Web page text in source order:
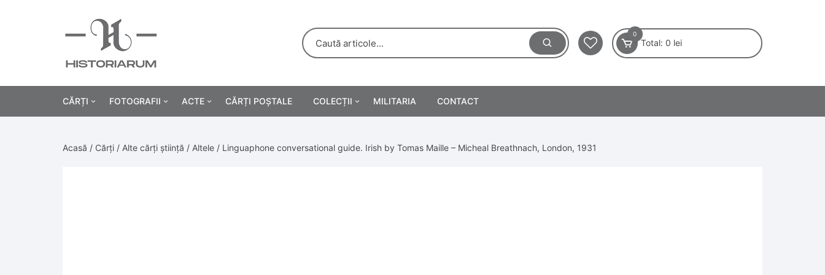
0
Total: 0 lei
CĂRȚI FOTOGRAFII ACTE CĂRȚI POȘTALE COLECȚII MILITARIA CONTACT
Acasă / Cărți / Alte cărți știință / Altele / Linguaphone conversational guide. Irish by Tomas Maille – Micheal Breathnach, London, 1931